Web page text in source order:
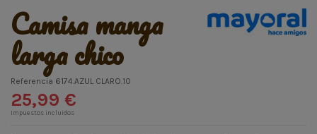
camisa manga
larga chico
Referencia 6174.AZUL CLARO.10
25,99 €
Impuestos incluidos